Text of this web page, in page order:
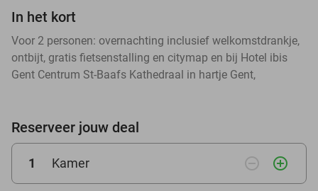
In het kort
Voor 2 personen: overnachting inclusief welkomstdrankje,
ontbijt, gratis fietsenstalling en citymap en bij Hotel ibis
Gent Centrum St-Baafs Kathedraal in hartje Gent,
Reserveer jouw deal
1 Kamer remove_circle_outline add_circle_outline